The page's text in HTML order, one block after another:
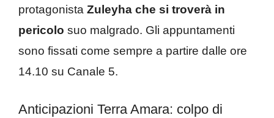
protagonista Zuleyha che si troverà in
pericolo suo malgrado. Gli appuntamenti
sono fissati come sempre a partire dalle ore
14.10 su Canale 5.
Anticipazioni Terra Amara: colpo di